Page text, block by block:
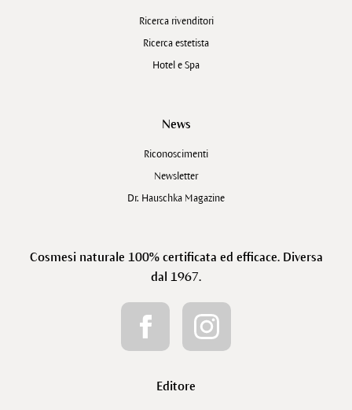
Ricerca rivenditori
Ricerca estetista
Hotel e Spa
News
Riconoscimenti
Newsletter
Dr. Hauschka Magazine
Cosmesi naturale 100% certificata ed efficace. Diversa
dal 1967.
Editore